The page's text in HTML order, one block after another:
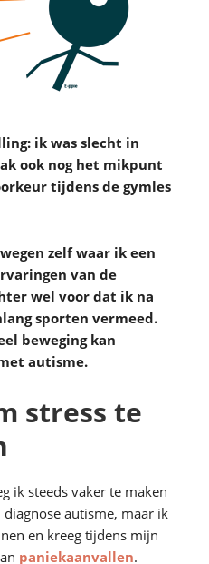
ik was slecht in
ook nog het mikpunt
tijdens de gymles
zelf waar ik een
van de
wel voor dat ik na
sporten vermeed.
beweging kan
autisme.
stress te
ik steeds vaker te maken
autisme, maar ik
en kreeg tijdens mijn
paniekaanvallen.